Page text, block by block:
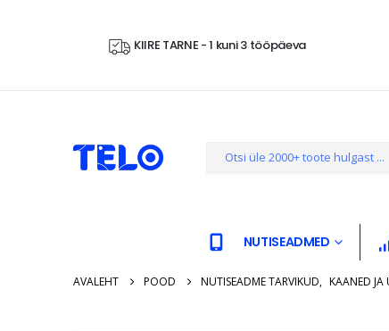
KIIRE TARNE - 1 kuni 3 tööpäeva
NUTISEADMED
AVALEHT POOD NUTISEADME TARVIKUD, KAANED JA